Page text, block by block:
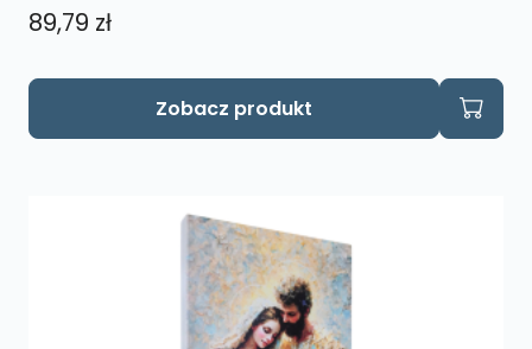
89,79 zł
Zobacz produkt